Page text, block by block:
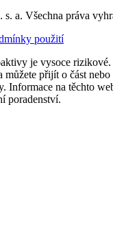
a. Všechna práva
použití
je vysoce rizikové.
můžete přijít o část
Informace na těchto
poradenství.